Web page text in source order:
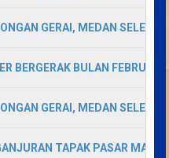
GERAI, MEDAN
BERGERAK BULAN FEBRUARI
GERAI, MEDAN
TAPAK PASAR